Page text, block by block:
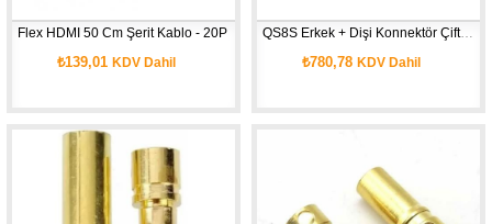
Flex HDMI 50 Cm Şerit Kablo - 20P
₺139,01KDV Dahil
QS8S Erkek + Dişi Konnektör Çifti 110A
₺780,78KDV Dahil